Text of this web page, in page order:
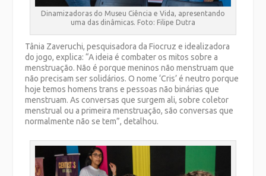
Dinamizadoras do Museu Ciência e Vida, apresentando
uma das dinâmicas. Foto: Filipe Dutra
Tânia Zaveruchi, pesquisadora da Fiocruz e idealizadora
do jogo, explica: “A ideia é combater os mitos sobre a
menstruação. Não é porque meninos não menstruam que
não precisam ser solidários. O nome ‘Cris’ é neutro porque
hoje temos homens trans e pessoas não binárias que
menstruam. As conversas que surgem ali, sobre coletor
menstrual ou a primeira menstruação, são conversas que
normalmente não se tem”, detalhou.